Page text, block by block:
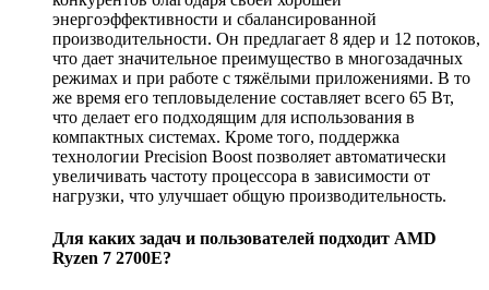
энергоэффективности и сбалансированной
производительности. Он предлагает 8 ядер и 12 потоков,
что дает значительное преимущество в многозадачных
режимах и при работе с тяжёлыми приложениями. В то
же время его тепловыделение составляет всего 65 Вт,
что делает его подходящим для использования в
компактных системах. Кроме того, поддержка
технологии Precision Boost позволяет автоматически
увеличивать частоту процессора в зависимости от
нагрузки, что улучшает общую производительность.
Для каких задач и пользователей подходит AMD
Ryzen 7 2700E?